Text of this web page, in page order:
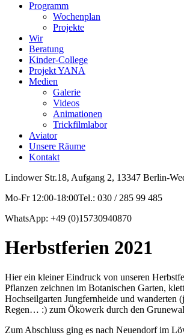
Programm
Wochenplan
Projekte
Wir
Beratung
Kinder-College
Projekt YANA
Medien
Galerie
Videos
Animationen
Trickfilmlabor
Aviator
Unsere Räume
Kontakt
Lindower Str.18, Aufgang 2, 13347 Berlin-
Mo-Fr 12:00-18:00Tel.: 030 / 285 99 485
WhatsApp: +49 (0)15730940870
Herbstferien 2021
Hier ein kleiner Eindruck von unseren
Pflanzen zeichnen im Botanischen Garten,
Hochseilgarten Jungfernheide und wanderten
Regen… :) zum Ökowerk durch den
Zum Abschluss ging es nach Neuendorf im